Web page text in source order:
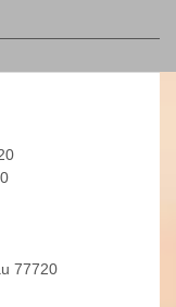
77720